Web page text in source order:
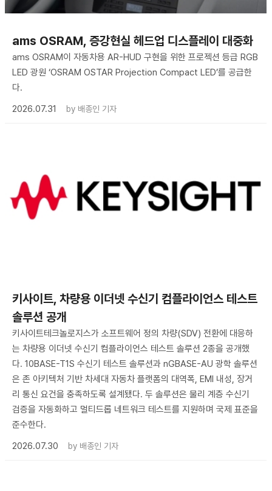
ams OSRAM, 증강현실 헤드업 디스플레이 대중화
ams OSRAM이 자동차용 AR-HUD 구현을 위한 프로젝션 등급 RGB
LED 광원 ‘OSRAM OSTAR Projection Compact LED’를 공급한
다.
2026.07.31
by 배종인 기자
키사이트, 차량용 이더넷 수신기 컴플라이언스 테스트
솔루션 공개
키사이트테크놀로지스가 소프트웨어 정의 차량(SDV) 전환에 대응하
는 차량용 이더넷 수신기 컴플라이언스 테스트 솔루션 2종을 공개했
다. 10BASE-T1S 수신기 테스트 솔루션과 nGBASE-AU 광학 솔루션
은 존 아키텍처 기반 차세대 자동차 플랫폼의 대역폭, EMI 내성, 장거
리 통신 요건을 충족하도록 설계됐다. 두 솔루션은 물리 계층 수신기
검증을 자동화하고 멀티드롭 네트워크 테스트를 지원하며 국제 표준을
준수한다.
2026.07.30
by 배종인 기자